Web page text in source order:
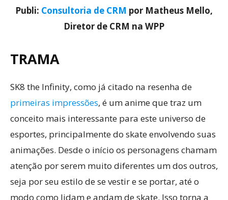
Publi: Consultoria de CRM por Matheus Mello,
Diretor de CRM na WPP
TRAMA
SK8 the Infinity, como já citado na resenha de
primeiras impressões, é um anime que traz um
conceito mais interessante para este universo de
esportes, principalmente do skate envolvendo suas
animações. Desde o início os personagens chamam
atenção por serem muito diferentes um dos outros,
seja por seu estilo de se vestir e se portar, até o
modo como lidam e andam de skate. Isso torna a